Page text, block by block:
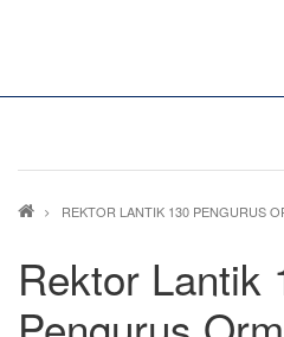
Breadcrumb
REKTOR LANTIK 130 PENGURUS
Rektor Lantik